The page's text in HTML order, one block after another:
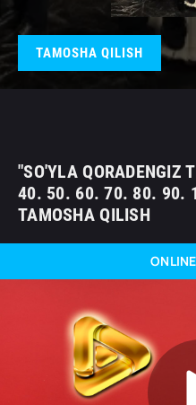
TAMOSHA QILISH
"SO'YLA QORADENGIZ
40. 50. 60. 70. 80. 90.
TAMOSHA QILISH